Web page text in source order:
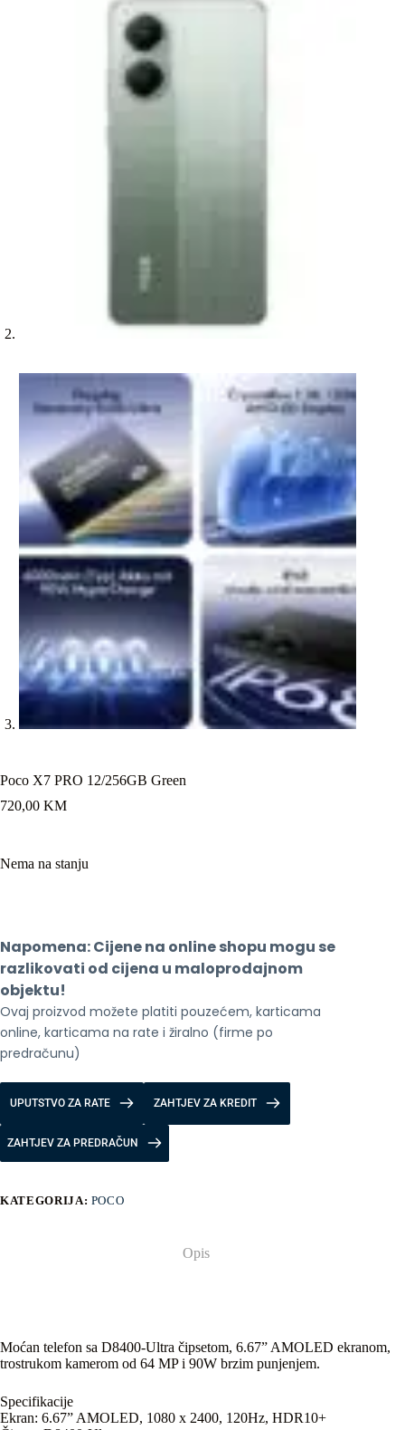
Poco X7 PRO 12/256GB Green
720,00 KM
Nema na stanju
Napomena: Cijene na online shopu mogu se
razlikovati od cijena u maloprodajnom
objektu!
Ovaj proizvod možete platiti pouzećem, karticama
online, karticama na rate i žiralno (firme po
predračunu)
UPUTSTVO ZA RATE ZAHTJEV ZA KREDIT
ZAHTJEV ZA PREDRAČUN
KATEGORIJA: POCO
Opis
Moćan telefon sa D8400-Ultra čipsetom, 6.67” AMOLED ekranom,
trostrukom kamerom od 64 MP i 90W brzim punjenjem.
Specifikacije
Ekran: 6.67” AMOLED, 1080 x 2400, 120Hz, HDR10+